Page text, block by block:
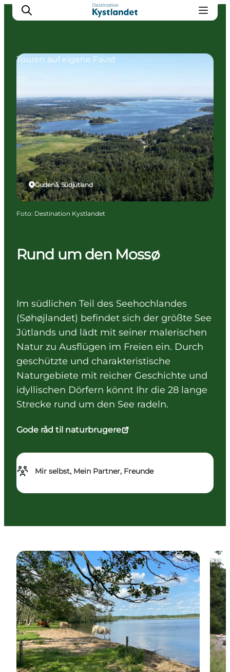
Städte
Unterkünfte
Camping
Rund um den Mossø
Im südlichen Teil des Seehochlandes
(Søhøjlandet) befindet sich der größte See
Jütlands und lädt mit seiner malerischen
Natur zu Ausflügen im Freien ein. Durch
geschützte und charakteristische
Naturgebiete mit reicher Geschichte und
idyllischen Dörfern könnt Ihr die 28 lange
Strecke rund um den See radeln.
Gode råd til naturbrugere
Mir selbst, Mein Partner, Freunde
Gudenå, Südjütland
Touren auf eigene Faust
Foto: Destination Kystlandet